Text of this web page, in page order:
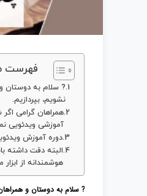
فهرست
? سلام به دوستان و
نشویم، بپردازیم.
همراهان گرامی
آموزشی ویدئویی
دوره آموزش
البته دقت داشته
هوشمندانه از
? سلام به دوستان و